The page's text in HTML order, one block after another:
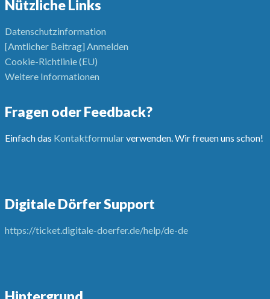
Nützliche Links
Datenschutzinformation
[Amtlicher Beitrag] Anmelden
Cookie-Richtlinie (EU)
Weitere Informationen
Fragen oder Feedback?
Einfach das Kontaktformularverwenden. Wir freuen uns schon!
Digitale Dörfer Support
https://ticket.digitale-doerfer.de/help/de-de